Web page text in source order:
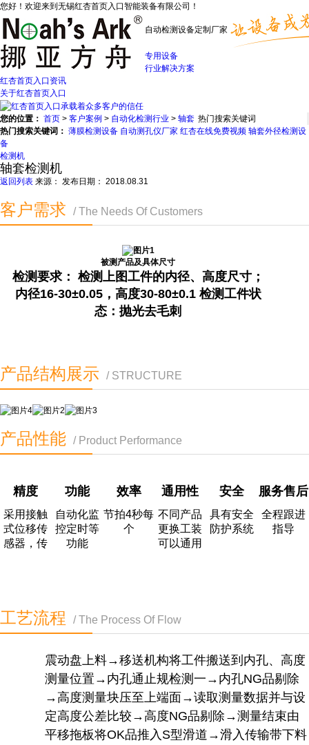
您好！欢迎来到无锡红杏首页入口智能装备有限公司！
自动检测设备定制厂家
专用设备
行业解决方案
红杏首页入口资讯
关于红杏首页入口
热门搜索关键词： 薄膜检测设备 自动测孔仪厂家 红杏在线免费视频 轴套外径检测设
备
您的位置： 首页 > 客户案例 > 自动化检测行业 > 轴套
检测机
轴套检测机
返回列表 来源： 发布日期： 2018.08.31
客户需求 / The Needs Of Customers
被测产品及具体尺寸
检测要求： 检测上图工件的内径、高度尺寸；
内径16-30±0.05，高度30-80±0.1 检测工件状
态：抛光去毛刺
产品结构展示 / STRUCTURE
产品性能 / Product Performance
精度
采用接触
式位移传
感器，传
微米。
功能
自动化监
控定时等
功能
效率
节拍4秒每
个
通用性
不同产品
更换工装
可以通用
安全
具有安全
防护系统
服务售后
全程跟进
指导
工艺流程 / The Process Of Flow
震动盘上料→移送机构将工件搬送到内孔、高度
测量位置→内孔通止规检测一→内孔NG品剔除
→高度测量块压至上端面→读取测量数据并与设
定高度公差比较→高度NG品剔除→测量结束由
平移拖板将OK品推入S型滑道→滑入传输带下料